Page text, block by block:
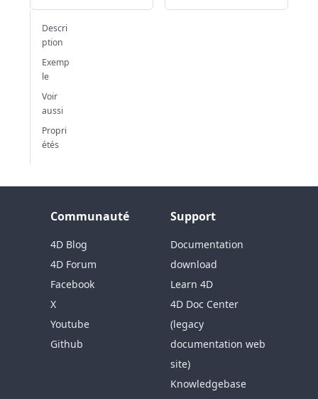
Descri
ption
Exemp
le
Voir
aussi
Propri
étés
Communauté
4D Blog
4D Forum
Facebook
X
Youtube
Github
Support
Documentation
download
Learn 4D
4D Doc Center
(legacy
documentation web
site)
Knowledgebase